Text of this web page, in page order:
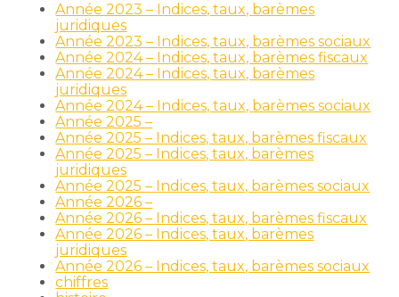
Année 2023 – Indices, taux, barèmes
juridiques
Année 2023 – Indices, taux, barèmes sociaux
Année 2024 – Indices, taux, barèmes fiscaux
Année 2024 – Indices, taux, barèmes
juridiques
Année 2024 – Indices, taux, barèmes sociaux
Année 2025 –
Année 2025 – Indices, taux, barèmes fiscaux
Année 2025 – Indices, taux, barèmes
juridiques
Année 2025 – Indices, taux, barèmes sociaux
Année 2026 –
Année 2026 – Indices, taux, barèmes fiscaux
Année 2026 – Indices, taux, barèmes
juridiques
Année 2026 – Indices, taux, barèmes sociaux
chiffres